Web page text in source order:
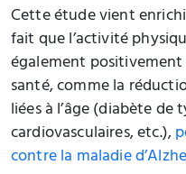
Cette étude vient
fait que l’activité
également positivement
santé, comme la
liées à l’âge (diabète de
cardiovasculaires, etc.),
contre la maladie